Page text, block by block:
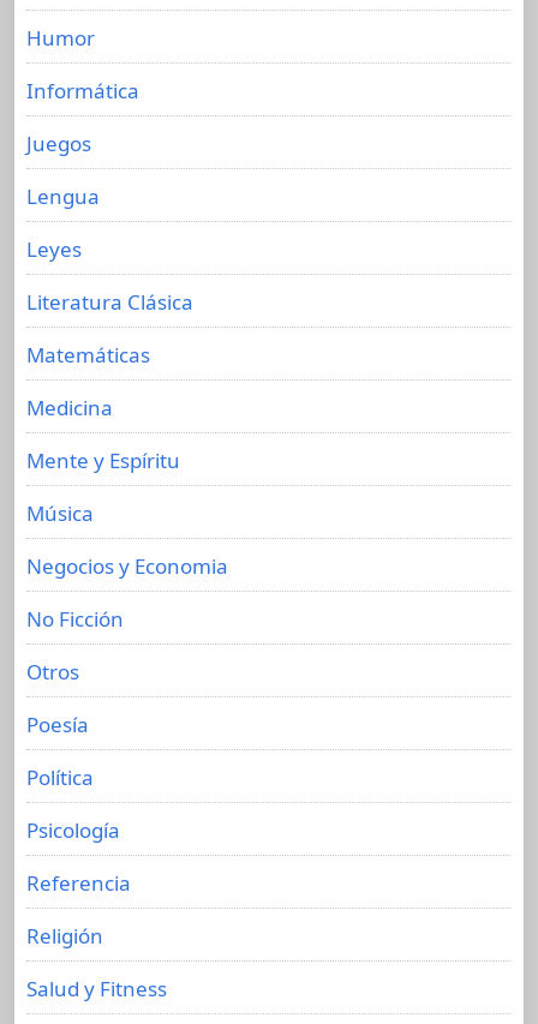
Humor
Informática
Juegos
Lengua
Leyes
Literatura Clásica
Matemáticas
Medicina
Mente y Espíritu
Música
Negocios y Economia
No Ficción
Otros
Poesía
Política
Psicología
Referencia
Religión
Salud y Fitness